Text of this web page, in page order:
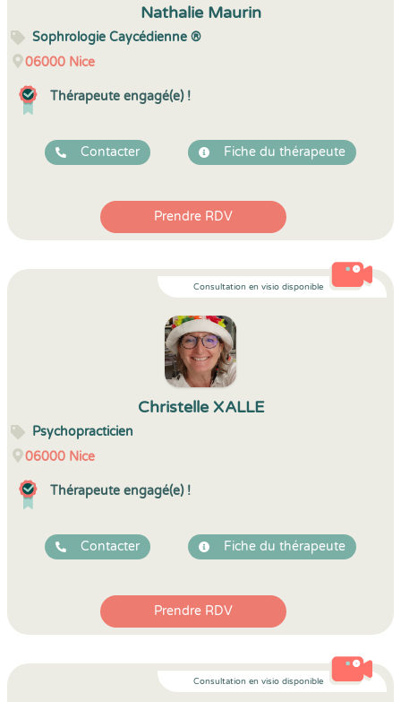
Nathalie Maurin
Sophrologie Caycédienne ®
06000 Nice
Thérapeute engagé(e) !
Contacter Fiche du thérapeute
Prendre RDV
Consultation en visio disponible
Christelle XALLE
Psychopracticien
06000 Nice
Thérapeute engagé(e) !
Contacter Fiche du thérapeute
Prendre RDV
Consultation en visio disponible